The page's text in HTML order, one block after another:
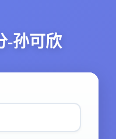
-孙可欣